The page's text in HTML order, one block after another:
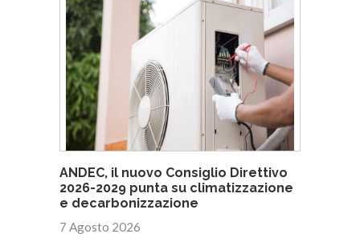
ANDEC, il nuovo Consiglio Direttivo
2026-2029 punta su climatizzazione
e decarbonizzazione
7 Agosto 2026